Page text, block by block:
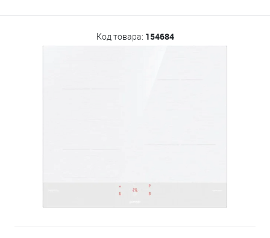
Код товара: 154684